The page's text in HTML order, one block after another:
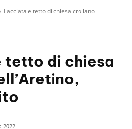
Facciata e tetto di chiesa crollano
tetto di chiesa
2022